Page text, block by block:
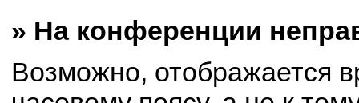
» На конференции
Возможно, отображается